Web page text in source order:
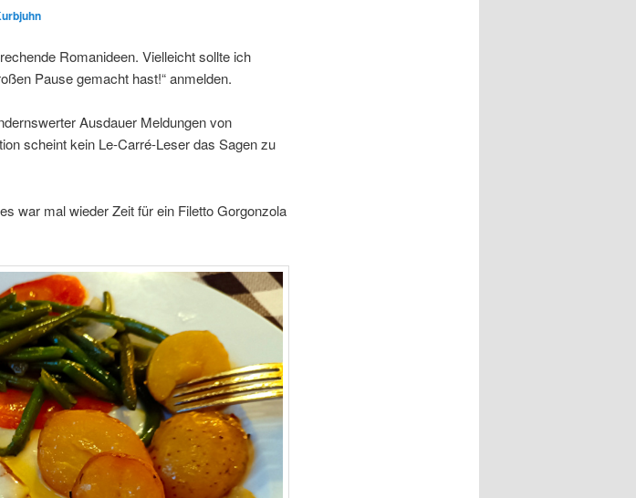
Romanideen. Vielleicht sollte ich
Pause gemacht hast!“ anmelden.
Ausdauer Meldungen von
scheint kein Le-Carré-Leser das Sagen zu
war mal wieder Zeit für ein Filetto Gorgonzola